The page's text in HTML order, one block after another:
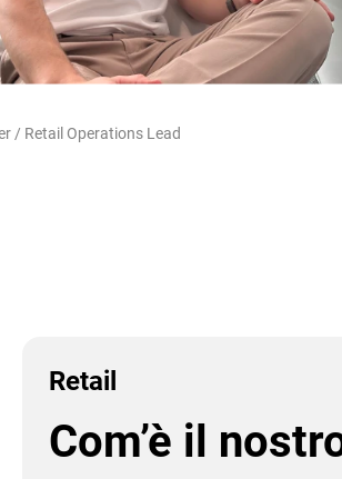
/ Retail Operations Lead
Retail
Com’è il